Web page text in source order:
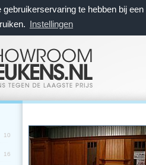
te hebben bij
Instellingen
10
16